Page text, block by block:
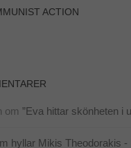
ACTION
om ”Eva hittar skönheten i
hyllar Mikis Theodorakis -